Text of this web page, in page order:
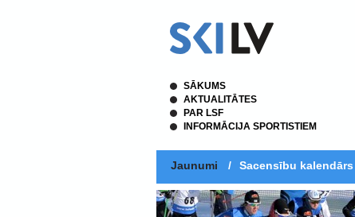
SĀKUMS
AKTUALITĀTES
PAR LSF
INFORMĀCIJA SPORTISTIEM
Jaunumi / Sacensību kalendārs